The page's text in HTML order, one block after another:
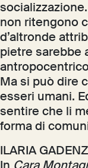
non ritengono
d’altronde
pietre sarebbe
Ma si può dire
esseri umani.
sentire che li
forma di
ILARIA GADENZ